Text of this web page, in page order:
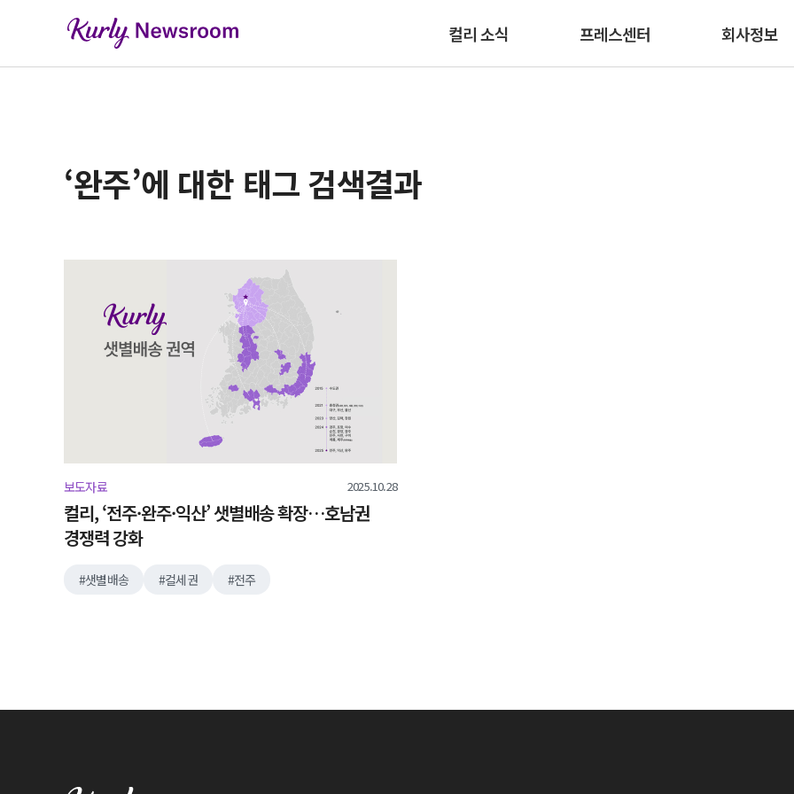
컬리 소식 프레스센터 회사정보
‘완주’에 대한 태그 검색결과
보도자료 2025.10.28
컬리, ‘전주·완주·익산’ 샛별배송 확장…호남권
경쟁력 강화
샛별배송 컬세권 전주